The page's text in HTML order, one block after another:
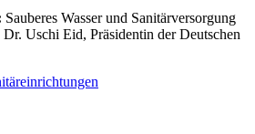
Sauberes Wasser und Sanitärversorgung
Uschi Eid, Präsidentin der Deutschen